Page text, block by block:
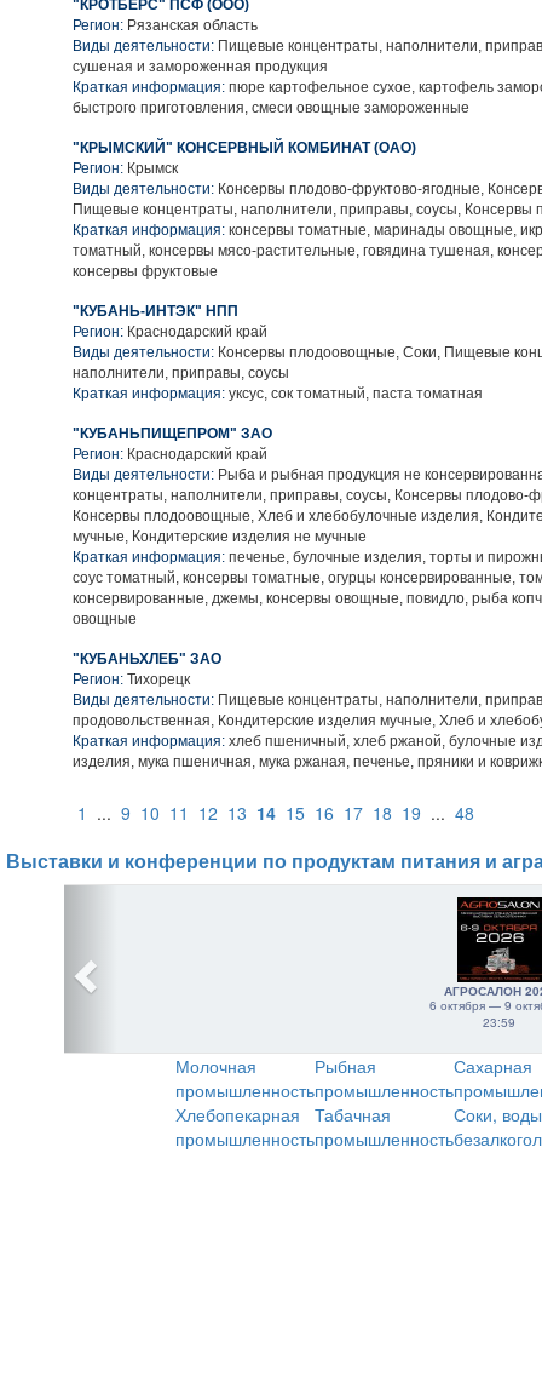
"КРОТБЕРС" ПСФ (ООО)
Регион: Рязанская область
Виды деятельности: Пищевые концентраты, наполнители,
сушеная и замороженная продукция
Краткая информация: пюре картофельное сухое, картофель
быстрого приготовления, смеси овощные замороженные
"КРЫМСКИЙ" КОНСЕРВНЫЙ КОМБИНАТ (ОАО)
Регион: Крымск
Виды деятельности: Консервы плодово-фруктово-ягодные,
Пищевые концентраты, наполнители, приправы, соусы, Консервы
Краткая информация: консервы томатные, маринады овощные,
томатный, консервы мясо-растительные, говядина тушеная,
консервы фруктовые
"КУБАНЬ-ИНТЭК" НПП
Регион: Краснодарский край
Виды деятельности: Консервы плодоовощные, Соки, Пищевые
наполнители, приправы, соусы
Краткая информация: уксус, сок томатный, паста томатная
"КУБАНЬПИЩЕПРОМ" ЗАО
Регион: Краснодарский край
Виды деятельности: Рыба и рыбная продукция не
концентраты, наполнители, приправы, соусы, Консервы плодово-
Консервы плодоовощные, Хлеб и хлебобулочные изделия,
мучные, Кондитерские изделия не мучные
Краткая информация: печенье, булочные изделия, торты и
соус томатный, консервы томатные, огурцы консервированные,
консервированные, джемы, консервы овощные, повидло, рыба
овощные
"КУБАНЬХЛЕБ" ЗАО
Регион: Тихорецк
Виды деятельности: Пищевые концентраты, наполнители,
продовольственная, Кондитерские изделия мучные, Хлеб и
Краткая информация: хлеб пшеничный, хлеб ржаной, булочные
изделия, мука пшеничная, мука ржаная, печенье, пряники и
1 ... 9 10 11 12 13 14 15 16 17 18 19 ... 48
Выставки и конференции по продуктам питания и
АГРОСАЛОН
6 октября — 9
23:59
Молочная
промышленность
Рыбная
промышленность
Сахарная
Хлебопекарная
промышленность
Табачная
промышленность
Соки,